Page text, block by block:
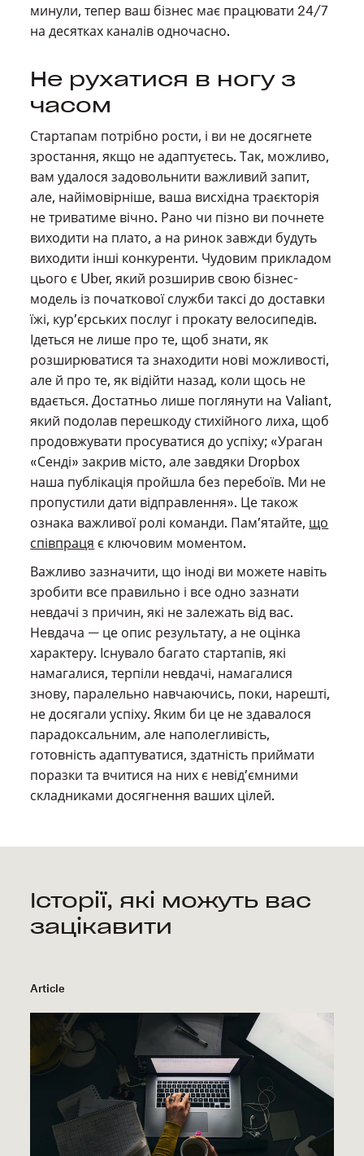
минули, тепер ваш бізнес має працювати 24/7
на десятках каналів одночасно.
Не рухатися в ногу з
часом
Стартапам потрібно рости, і ви не досягнете
зростання, якщо не адаптуєтесь. Так, можливо,
вам удалося задовольнити важливий запит,
але, найімовірніше, ваша висхідна траєкторія
не триватиме вічно. Рано чи пізно ви почнете
виходити на плато, а на ринок завжди будуть
виходити інші конкуренти. Чудовим прикладом
цього є Uber, який розширив свою бізнес-
модель із початкової служби таксі до доставки
їжі, кур’єрських послуг і прокату велосипедів.
Ідеться не лише про те, щоб знати, як
розширюватися та знаходити нові можливості,
але й про те, як відійти назад, коли щось не
вдається. Достатньо лише поглянути на Valiant,
який подолав перешкоду стихійного лиха, щоб
продовжувати просуватися до успіху; «Ураган
«Сенді» закрив місто, але завдяки Dropbox
наша публікація пройшла без перебоїв. Ми не
пропустили дати відправлення». Це також
ознака важливої ролі команди. Пам’ятайте, що
співпраця є ключовим моментом.
Важливо зазначити, що іноді ви можете навіть
зробити все правильно і все одно зазнати
невдачі з причин, які не залежать від вас.
Невдача — це опис результату, а не оцінка
характеру. Існувало багато стартапів, які
намагалися, терпіли невдачі, намагалися
знову, паралельно навчаючись, поки, нарешті,
не досягали успіху. Яким би це не здавалося
парадоксальним, але наполегливість,
готовність адаптуватися, здатність приймати
поразки та вчитися на них є невід’ємними
складниками досягнення ваших цілей.
Історії, які можуть вас
зацікавити
Article